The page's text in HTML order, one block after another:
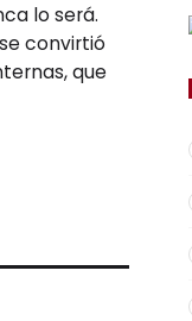
lo será.
convirtió
que